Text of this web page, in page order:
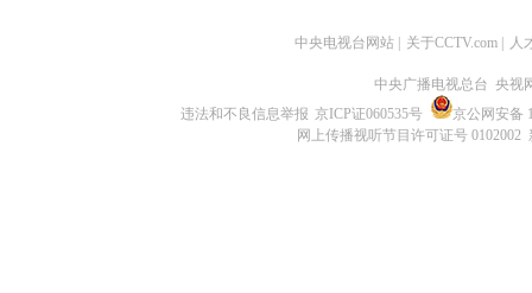
中央电视台网站 关于CCTV.com 人
中央广播电视总台 央视
违法和不良信息举报 京ICP证060535号
京公网安备
网上传播视听节目许可证号 0102002